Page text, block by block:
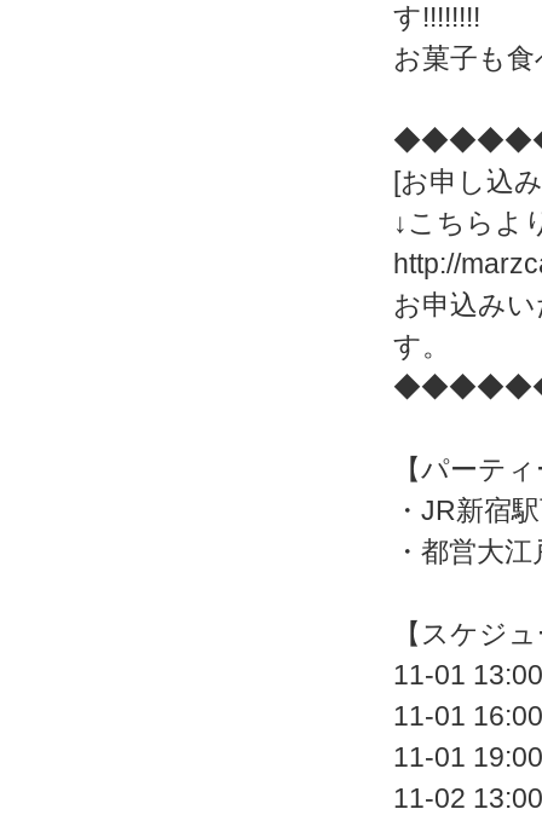
す!!!!!!!!
お菓子も食
[お申し込
↓こちらよ
http://
お申込み
す。
【パーテ
・JR新宿
・都営大
【スケジ
11-01
11-01
11-01
11-02